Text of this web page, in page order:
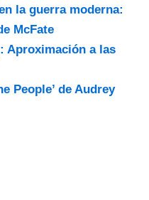
la guerra moderna:
McFate
Aproximación a las
People’ de Audrey